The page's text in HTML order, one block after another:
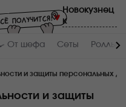
Новокузнец
к
От шефа Сеты Роллы
и защиты персональных
и защиты